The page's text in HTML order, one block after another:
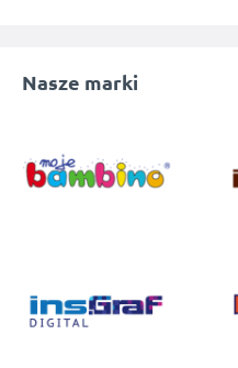
Nasze marki